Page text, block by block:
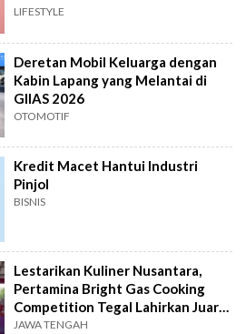
LIFESTYLE
Deretan Mobil Keluarga dengan
Kabin Lapang yang Melantai di
GIIAS 2026
OTOMOTIF
Kredit Macet Hantui Industri
Pinjol
BISNIS
Lestarikan Kuliner Nusantara,
Pertamina Bright Gas Cooking
Competition Tegal Lahirkan Juara
Baru
JAWA TENGAH